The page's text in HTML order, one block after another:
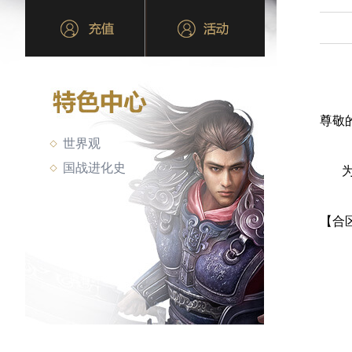
世界观
国战进化史
尊敬
为
【合